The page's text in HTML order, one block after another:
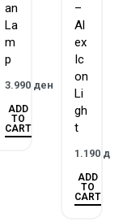
an
La
m
p
3.990 ден
ADD
TO
CART
–
Al
ex
Ic
on
Li
gh
t
1.190 ден
ADD
TO
CART